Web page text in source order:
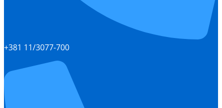
+381 11/3077-700